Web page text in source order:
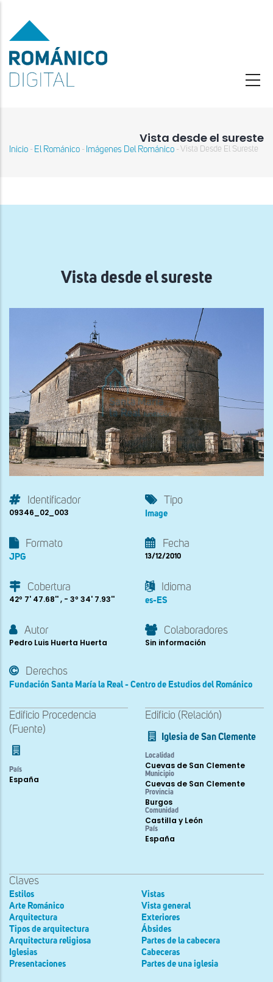
contenido
principal
Vista desde el sureste
Sobrescribir
navegación
Inicio - El Románico - Imágenes Del Románico - Vista Desde El Sureste
Vista desde el sureste
Identificador
09346_02_003
Tipo
Image
Formato
JPG
Fecha
13/12/2010
Cobertura
42º 7' 47.68'' , - 3º 34' 7.93''
Idioma
es-ES
Autor
Pedro Luis Huerta Huerta
Colaboradores
Sin información
Derechos
Fundación Santa María la Real - Centro de Estudios del Románico
Edificio Procedencia
(Fuente)
País
España
Edificio (Relación)
Iglesia de San Clemente
Localidad
Cuevas de San Clemente
Municipio
Cuevas de San Clemente
Provincia
Burgos
Comunidad
Castilla y León
País
España
Claves
Estilos
Arte Románico
Arquitectura
Tipos de arquitectura
Arquitectura religiosa
Iglesias
Presentaciones
Vistas
Vista general
Exteriores
Ábsides
Partes de la cabecera
Cabeceras
Partes de una iglesia